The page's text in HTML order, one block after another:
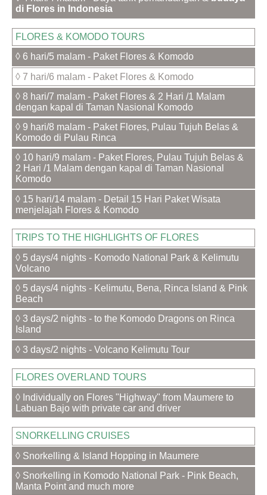
di Flores in Indonesia
FLORES & KOMODO TOURS
◊ 6 hari/5 malam - Paket Flores & Komodo
◊ 7 hari/6 malam - Paket Flores & Komodo
◊ 8 hari/7 malam - Paket Flores & 2 Hari /1 Malam
dengan kapal di Taman Nasional Komodo
◊ 9 hari/8 malam - Paket Flores, Pulau Tujuh Belas &
Komodo di Pulau Rinca
◊ 10 hari/9 malam - Paket Flores, Pulau Tujuh Belas &
2 Hari /1 Malam dengan kapal di Taman Nasional
Komodo
◊ 15 hari/14 malam - Detail 15 Hari Paket Wisata
menjelajah Flores & Komodo
TRIPS TO THE HIGHLIGHTS OF FLORES
◊ 5 days/4 nights - Komodo National Park & Kelimutu
Volcano
◊ 5 days/4 nights - Kelimutu, Bena, Rinca Island & Pink
Beach
◊ 3 days/2 nights - to the Komodo Dragons on Rinca
Island
◊ 3 days/2 nights - Volcano Kelimutu Tour
FLORES OVERLAND TOURS
◊ Individually on Flores "Highway" from Maumere to
Labuan Bajo with private car and driver
SNORKELLING CRUISES
◊ Snorkelling & Island Hopping in Maumere
◊ Snorkelling in Komodo National Park - Pink Beach,
Manta Point and much more